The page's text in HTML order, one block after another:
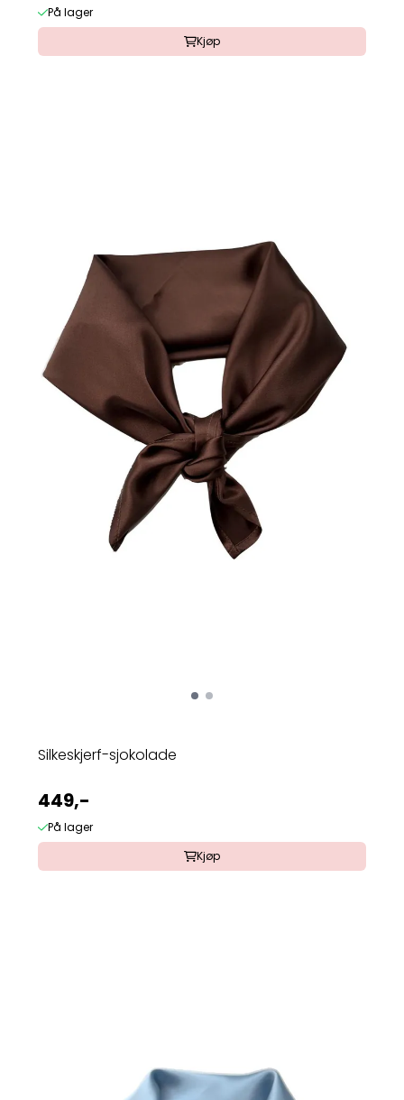
På lager
Kjøp
Silkeskjerf-sjokolade
449,-
På lager
Kjøp